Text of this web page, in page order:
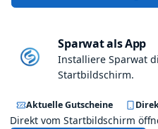
Sparwat als App
Installiere Sparwat
Startbildschirm.
Aktuelle Gutscheine
Direkt vom Startbildschirm